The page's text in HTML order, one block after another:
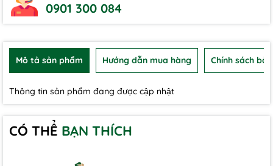
0901 300 084
Mô tả sản phẩm Hướng dẫn mua hàng Chính sách
Thông tin sản phẩm đang được cập nhật
CÓ THỂ BẠN THÍCH